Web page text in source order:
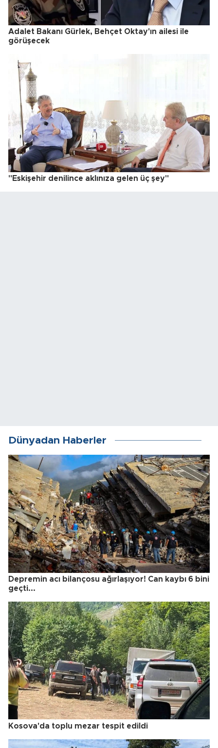
Adalet Bakanı Gürlek, Behçet Oktay'ın ailesi ile
görüşecek
"Eskişehir denilince aklınıza gelen üç şey"
Dünyadan Haberler
Depremin acı bilançosu ağırlaşıyor! Can kaybı 6 bini
geçti...
Kosova'da toplu mezar tespit edildi